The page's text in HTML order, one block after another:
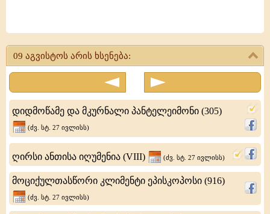
-
ეპისკოპოსი
09 აგვისტოს არის ხსენება:
დიდმოწამე და მკურნალი პანტელეიმონი (305)
(ძვ. სტ. 27 ივლისს)
ღირსი ანთისა იღუმენია (VIII) (ძვ. სტ. 27 ივლისს)
მოციქულთასწორი კლიმენტი ეპისკოპოსი (916)
(ძვ. სტ. 27 ივლისს)